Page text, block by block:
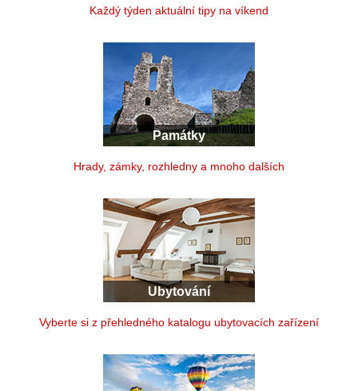
Každý týden aktuální tipy na víkend
Památky
Hrady, zámky, rozhledny a mnoho dalších
Ubytování
Vyberte si z přehledného katalogu ubytovacích zařízení